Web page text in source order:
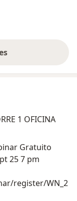
1 OFICINA
Gratuito
25 7 pm
register/WN_2